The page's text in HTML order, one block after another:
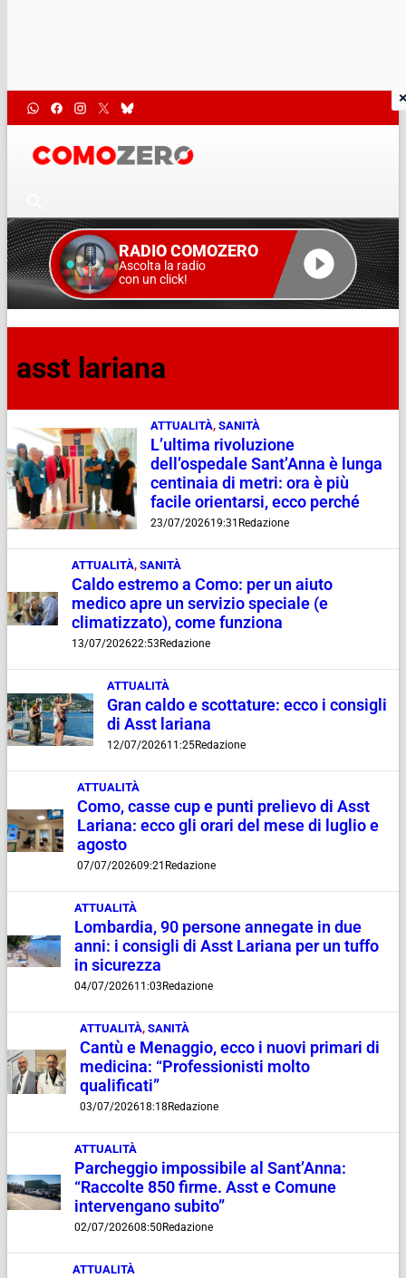
RADIO COMOZERO
Ascolta la radio
con un click!
asst lariana
ATTUALITÀ, SANITÀ
L’ultima rivoluzione
dell’ospedale Sant’Anna è lunga
centinaia di metri: ora è più
facile orientarsi, ecco perché
23/07/202619:31 Redazione
ATTUALITÀ,SANITÀ
Caldo estremo a Como: per un aiuto
medico apre un servizio speciale (e
climatizzato), come funziona
13/07/202622:53Redazione
ATTUALITÀ
Gran caldo e scottature: ecco i consigli
di Asst lariana
12/07/202611:25Redazione
ATTUALITÀ
Como, casse cup e punti prelievo di Asst
Lariana: ecco gli orari del mese di luglio e
agosto
07/07/202609:21 Redazione
ATTUALITÀ
Lombardia, 90 persone annegate in due
anni: i consigli di Asst Lariana per un tuffo
in sicurezza
04/07/202611:03Redazione
ATTUALITÀ,SANITÀ
Cantù e Menaggio, ecco i nuovi primari di
medicina: “Professionisti molto
qualificati”
03/07/202618:18Redazione
ATTUALITÀ
Parcheggio impossibile al Sant’Anna:
“Raccolte 850 firme. Asst e Comune
intervengano subito”
02/07/202608:50Redazione
ATTUALITÀ